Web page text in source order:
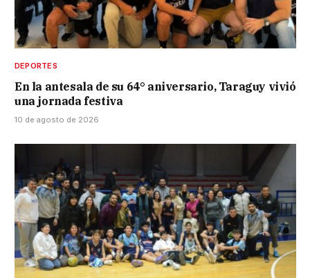
DEPORTES
En la antesala de su 64° aniversario, Taraguy vivió
una jornada festiva
10 de agosto de 2026